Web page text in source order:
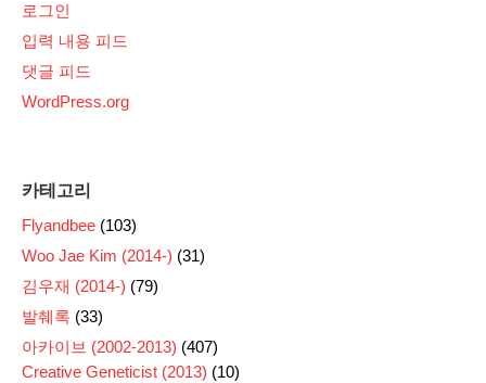
로그인
입력 내용 피드
댓글 피드
WordPress.org
카테고리
Flyandbee (103)
Woo Jae Kim (2014-) (31)
김우재 (2014-) (79)
발췌록 (33)
아카이브 (2002-2013) (407)
Creative Geneticist (2013) (10)